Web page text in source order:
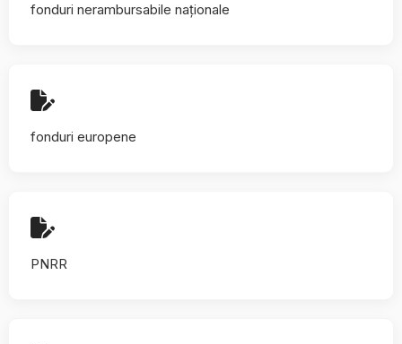
fonduri nerambursabile naționale
fonduri europene
PNRR